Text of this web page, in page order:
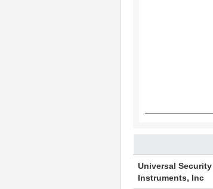
Universal Security
Instruments, Inc